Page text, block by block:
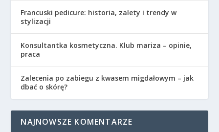
Francuski pedicure: historia, zalety i trendy w
stylizacji
Konsultantka kosmetyczna. Klub mariza – opinie,
praca
Zalecenia po zabiegu z kwasem migdałowym – jak
dbać o skórę?
NAJNOWSZE KOMENTARZE